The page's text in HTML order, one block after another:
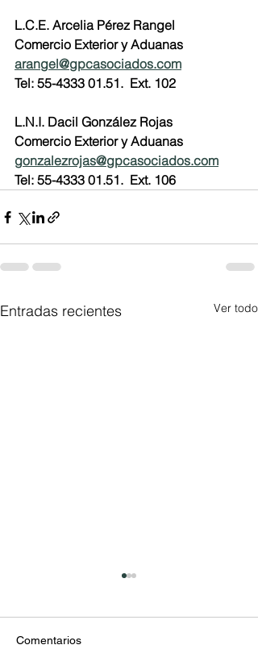
L.C.E. Arcelia Pérez Rangel
Comercio Exterior y Aduanas
arangel@gpcasociados.com
Tel: 55-4333 01.51.  Ext. 102
L.N.I. Dacil González Rojas
Comercio Exterior y Aduanas
gonzalezrojas@gpcasociados.com
Tel: 55-4333 01.51.  Ext. 106
Entradas recientes Ver todo
Comentarios